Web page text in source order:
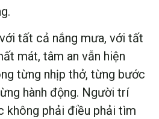
tất cả nắng mưa, với tất
mát, tâm an vẫn hiện
từng nhịp thở, từng bước
hành động. Người trí
không phải điều phải tìm